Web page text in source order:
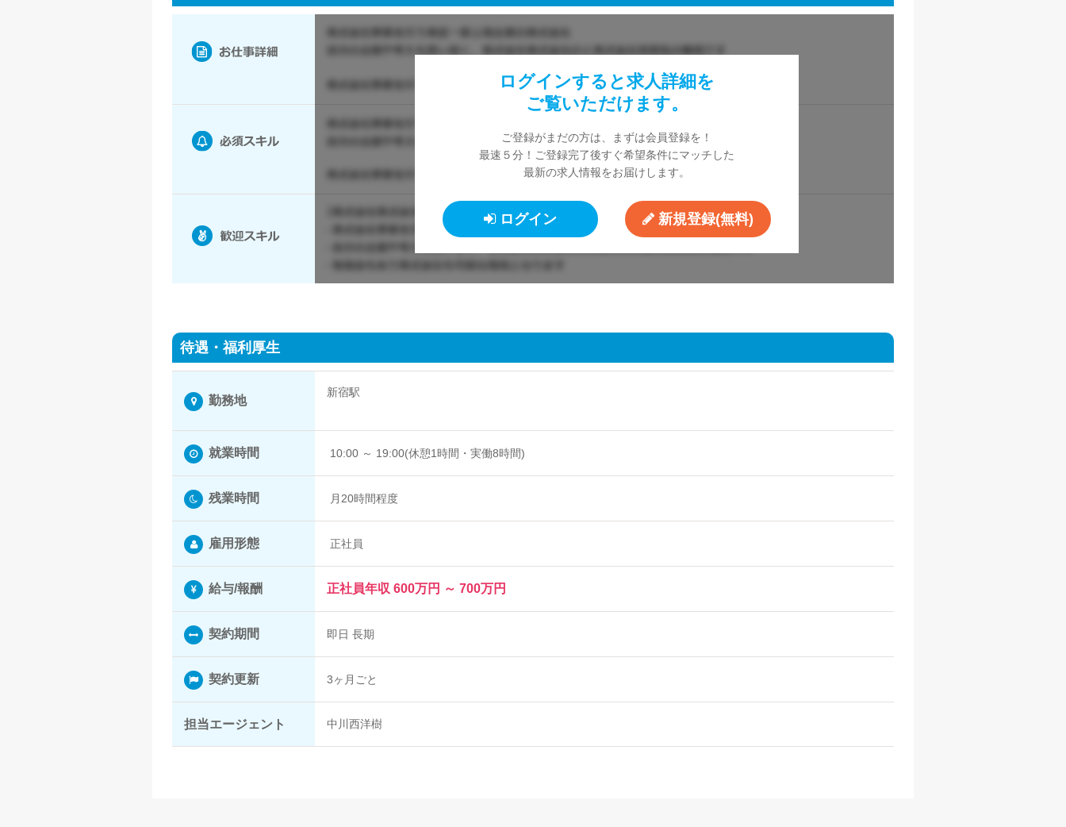
ログインすると求人詳細を
ご覧いただけます。
ご登録がまだの方は、まずは会員登録を！
最速５分！ご登録完了後すぐ希望条件にマッチした
最新の求人情報をお届けします。
ログイン 新規登録(無料)
待遇・福利厚生
勤務地
新宿駅
就業時間 10:00 ～ 19:00(休憩1時間・実働8時間)
残業時間 月20時間程度
雇用形態 正社員
給与/報酬 正社員年収 600万円 ～ 700万円
契約期間 即日 長期
契約更新 3ヶ月ごと
担当エージェント 中川西洋樹